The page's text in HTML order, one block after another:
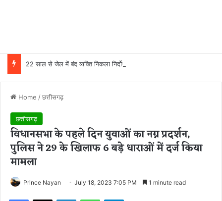
Home /छत्तीसगढ़
छत्तीसगढ़
विधानसभा के पहले दिन युवाओं का नग्न प्रदर्शन,
पुलिस ने 29 के खिलाफ 6 बड़े धाराओं में दर्ज किया
मामला
Prince Nayan July 18, 2023 7:05 PM 1 minute read